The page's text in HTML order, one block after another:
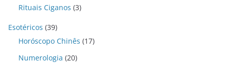
Rituais Ciganos (3)
Esotéricos (39)
Horóscopo Chinês (17)
Numerologia (20)